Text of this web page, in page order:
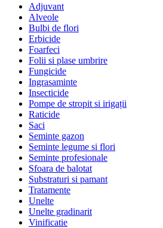
Adjuvant
Alveole
Bulbi de flori
Erbicide
Foarfeci
Folii si plase umbrire
Fungicide
Ingrasaminte
Insecticide
Pompe de stropit si irigații
Raticide
Saci
Seminte gazon
Seminte legume si flori
Seminte profesionale
Sfoara de balotat
Substraturi si pamant
Tratamente
Unelte
Unelte gradinarit
Vinificatie